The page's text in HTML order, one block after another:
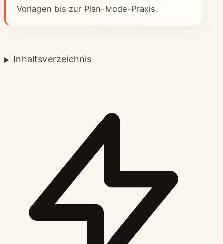
Vorlagen bis zur Plan-Mode-Praxis.
Inhaltsverzeichnis